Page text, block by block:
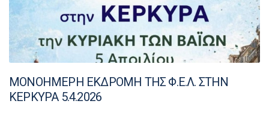
ΜΟΝΟΗΜΕΡΗ ΕΚΔΡΟΜΗ ΤΗΣ Φ.Ε.Λ. ΣΤΗΝ
ΚΕΡΚΥΡΑ 5.4.2026